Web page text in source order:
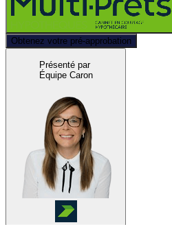
Obtenez votre pré-approbation
Présenté par
Équipe Caron